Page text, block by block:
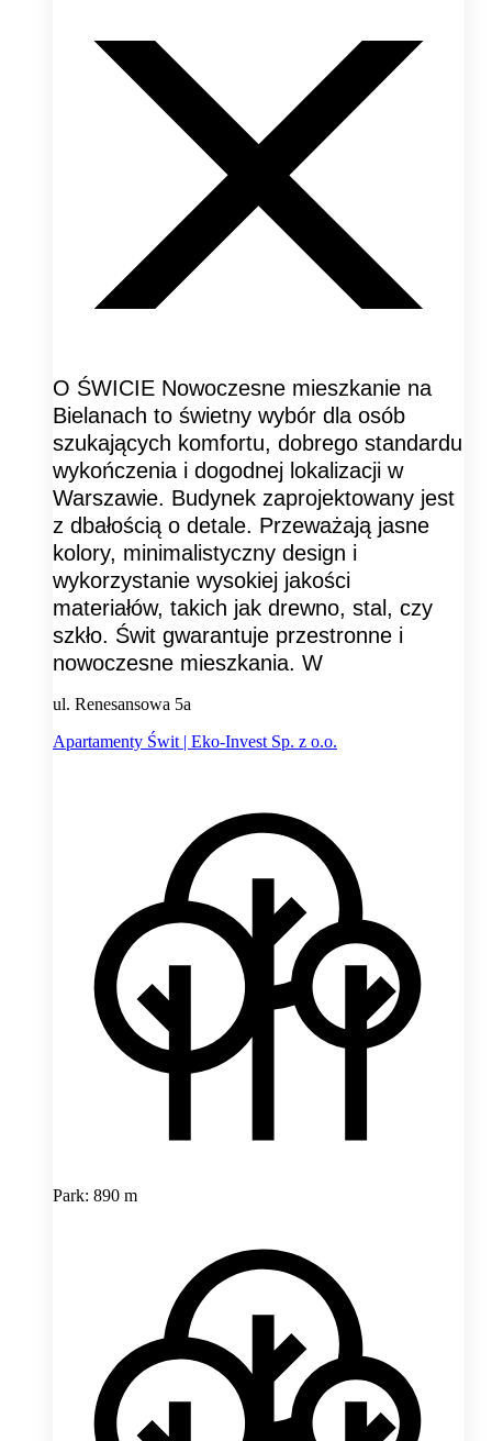
O ŚWICIE Nowoczesne mieszkanie na
Bielanach to świetny wybór dla osób
szukających komfortu, dobrego standardu
wykończenia i dogodnej lokalizacji w
Warszawie. Budynek zaprojektowany jest
z dbałością o detale. Przeważają jasne
kolory, minimalistyczny design i
wykorzystanie wysokiej jakości
materiałów, takich jak drewno, stal, czy
szkło. Świt gwarantuje przestronne i
nowoczesne mieszkania. W
ul. Renesansowa 5a
Apartamenty Świt | Eko-Invest Sp. z o.o.
Park: 890 m